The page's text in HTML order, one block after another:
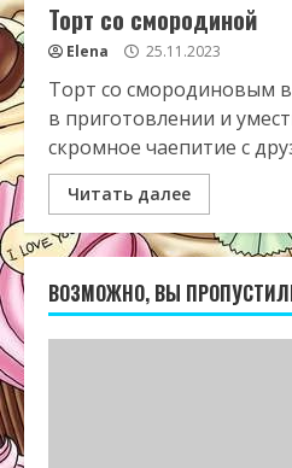
Торт со смородиной
Elena 25.11.2023
Торт со смородиновым
в приготовлении и
скромное чаепитие с
Читать далее
ВОЗМОЖНО, ВЫ